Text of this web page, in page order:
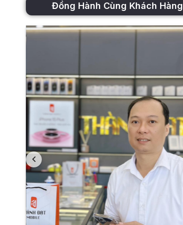
Đồng Hành Cùng Khách Hàng